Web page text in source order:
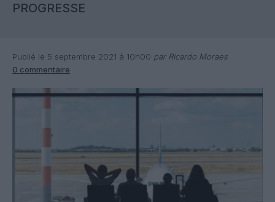
PROGRESSE
Publié le 5 septembre 2021 à 10h00 par Ricardo Moraes
0 commentaire